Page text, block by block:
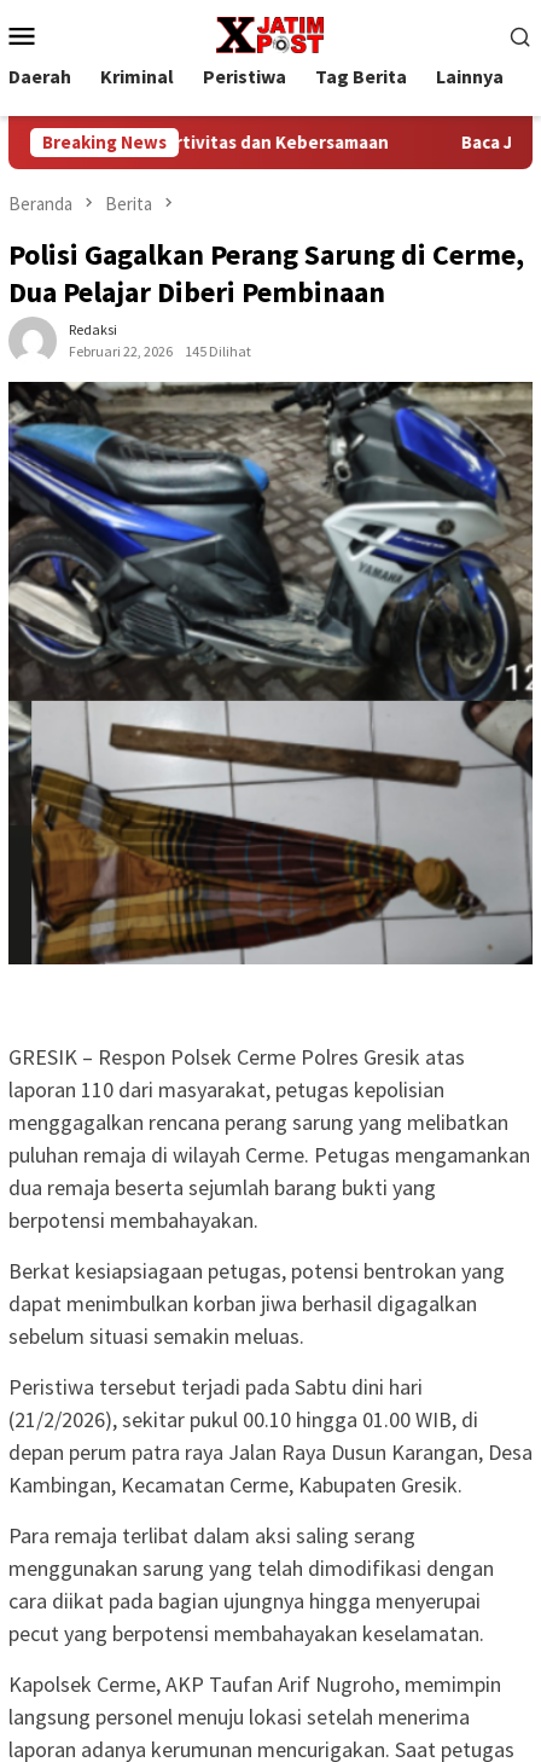
ke
kontenMobile
Daerah Kriminal Peristiwa Tag Berita Lainnya
Breaking News
Sportivitas dan Kebersamaan Baca Jadwal Dinas
Beranda Berita
Polisi Gagalkan Perang Sarung di Cerme,
Dua Pelajar Diberi Pembinaan
Redaksi
Februari 22, 2026
145 Dilihat
GRESIK – Respon Polsek Cerme Polres Gresik atas
laporan 110 dari masyarakat, petugas kepolisian
menggagalkan rencana perang sarung yang melibatkan
puluhan remaja di wilayah Cerme. Petugas mengamankan
dua remaja beserta sejumlah barang bukti yang
berpotensi membahayakan.
Berkat kesiapsiagaan petugas, potensi bentrokan yang
dapat menimbulkan korban jiwa berhasil digagalkan
sebelum situasi semakin meluas.
Peristiwa tersebut terjadi pada Sabtu dini hari
(21/2/2026), sekitar pukul 00.10 hingga 01.00 WIB, di
depan perum patra raya Jalan Raya Dusun Karangan, Desa
Kambingan, Kecamatan Cerme, Kabupaten Gresik.
Para remaja terlibat dalam aksi saling serang
menggunakan sarung yang telah dimodifikasi dengan
cara diikat pada bagian ujungnya hingga menyerupai
pecut yang berpotensi membahayakan keselamatan.
Kapolsek Cerme, AKP Taufan Arif Nugroho, memimpin
langsung personel menuju lokasi setelah menerima
laporan adanya kerumunan mencurigakan. Saat petugas